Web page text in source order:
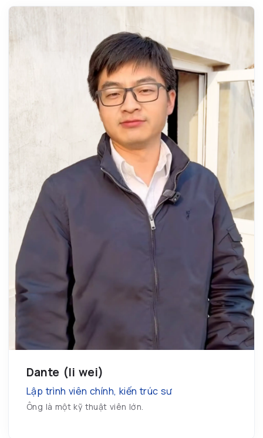
Dante (li wei)
Lập trình viên chính, kiến ​​trúc sư
Ông là một kỹ thuật viên lớn.